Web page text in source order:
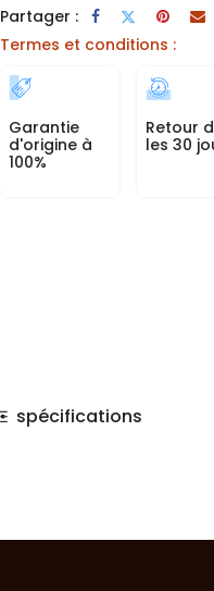
Partager :
Termes et conditions :
Garantie
d'origine à
100%
Retour
les 30
spécifications